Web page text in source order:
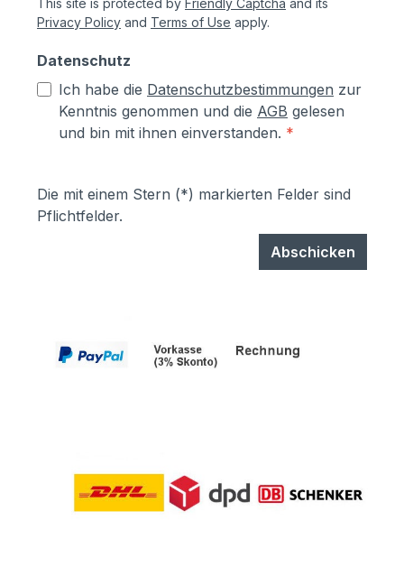
This site is protected by Friendly Captcha and its
Privacy Policy and Terms of Use apply.
Datenschutz
Ich habe die Datenschutzbestimmungen zur
Kenntnis genommen und die AGB gelesen
und bin mit ihnen einverstanden. *
Die mit einem Stern (*) markierten Felder sind
Pflichtfelder.
Abschicken